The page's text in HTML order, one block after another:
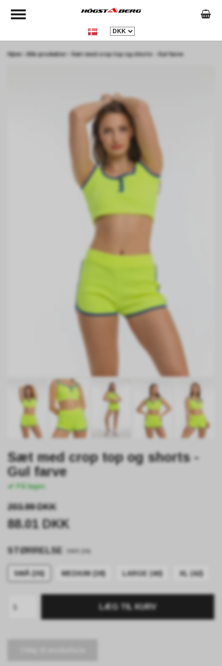
Hjem Alle produkter Sæt med crop top og shorts - Gul farve
Sæt med crop top og shorts -
Gul farve
På lager.
203.99 DKK
88.01 DKK
STØRRELSE
SMÅ (36) MEDIUM (38) LARGE (40) XL (42)
LÆG TIL KURV